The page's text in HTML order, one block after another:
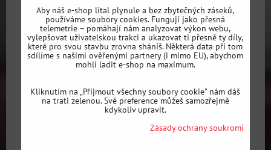
Aby náš e-shop lítal plynule a bez zbytečných záseků,
používáme soubory cookies. Fungují jako přesná
telemetrie – pomáhají nám analyzovat výkon webu,
vylepšovat uživatelskou trakci a ukazovat ti přesně ty díly,
které pro svou stavbu zrovna sháníš. Některá data při tom
sdílíme s našimi ověřenými partnery (i mimo EU), abychom
mohli ladit e-shop na maximum.
Kliknutím na „Přijmout všechny soubory cookie" nám dáš
na trati zelenou. Své preference můžeš samozřejmě
kdykoliv upravit.
Zásady ochrany soukromí